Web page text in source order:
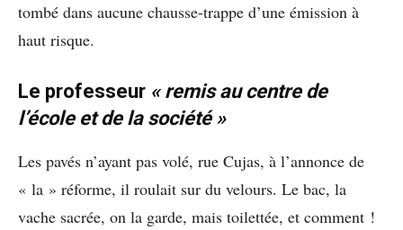
tombé dans aucune chausse-trappe d’une émission à
haut risque.
Le professeur « remis au centre de
l’école et de la société »
Les pavés n’ayant pas volé, rue Cujas, à l’annonce de
« la » réforme, il roulait sur du velours. Le bac, la
vache sacrée, on la garde, mais toilettée, et comment !